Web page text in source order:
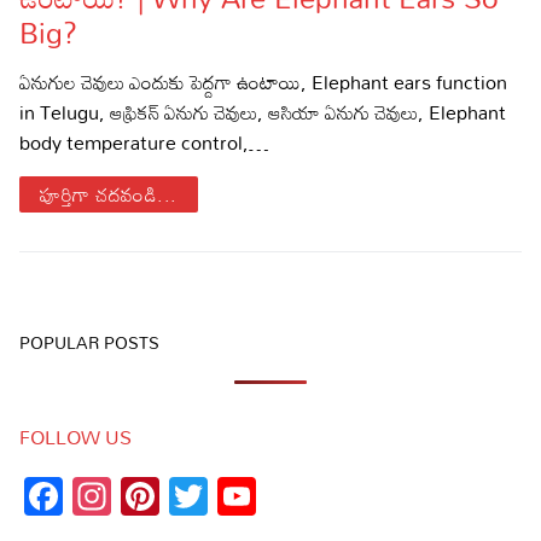
Sports
Poetry
Lyrics
Reviews
Facts
Christianity
Hinduism
Hindi
Lyrics in Hindi – Devotional Songs
Tamil
Gallery*
Big?
ఏనుగుల చెవులు ఎందుకు పెద్దగా ఉంటాయి, Elephant ears function
in Telugu, ఆఫ్రికన్ ఏనుగు చెవులు, ఆసియా ఏనుగు చెవులు, Elephant
body temperature control,…
పూర్తిగా చదవండి...
POPULAR POSTS
FOLLOW US
Facebook
Instagram
Pinterest
Twitter